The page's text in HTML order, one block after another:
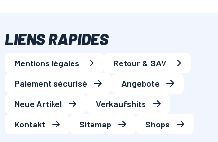
LIENS RAPIDES
Mentions légales
Retour & SAV
Paiement sécurisé
Angebote
Neue Artikel
Verkaufshits
Kontakt
Sitemap Shops